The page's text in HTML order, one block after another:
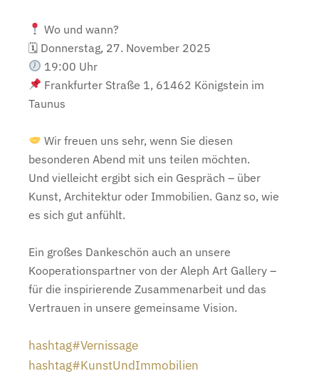
Wo und wann?
🗓 Donnerstag, 27. November 2025
19:00 Uhr
Frankfurter Straße 1, 61462 Königstein im
Taunus
Wir freuen uns sehr, wenn Sie diesen
besonderen Abend mit uns teilen möchten.
Und vielleicht ergibt sich ein Gespräch – über
Kunst, Architektur oder Immobilien. Ganz so, wie
es sich gut anfühlt.
Ein großes Dankeschön auch an unsere
Kooperationspartner von der Aleph Art Gallery –
für die inspirierende Zusammenarbeit und das
Vertrauen in unsere gemeinsame Vision.
hashtag#Vernissage
hashtag#KunstUndImmobilien